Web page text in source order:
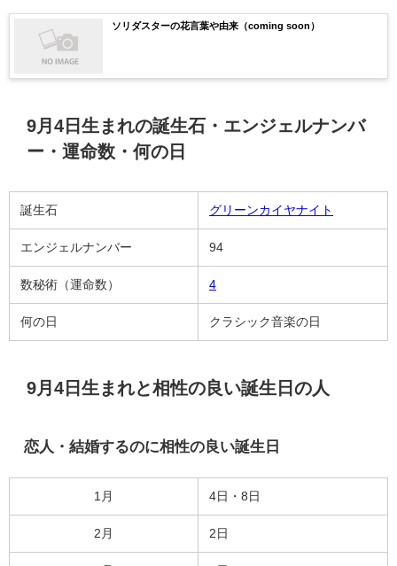
ソリダスターの花言葉や由来（coming soon）
9月4日生まれの誕生石・エンジェルナンバ
ー・運命数・何の日
誕生石 グリーンカイヤナイト
エンジェルナンバー 94
数秘術（運命数） 4
何の日 クラシック音楽の日
9月4日生まれと相性の良い誕生日の人
恋人・結婚するのに相性の良い誕生日
1月 4日・8日
2月 2日